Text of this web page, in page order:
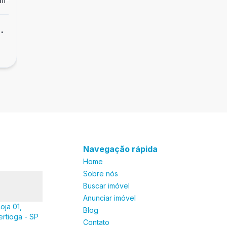
01,
- SP
Navegação rápida
Home
Sobre nós
Buscar imóvel
Anunciar imóvel
Blog
Contato